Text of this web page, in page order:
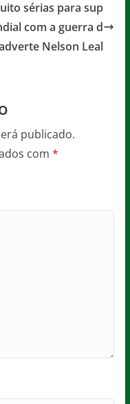
sérias para sup
com a guerra d
Nelson Leal
publicado.
com *